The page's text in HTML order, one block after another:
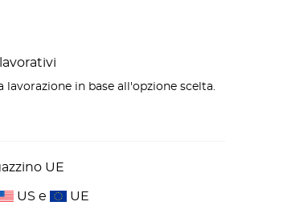
in base all'opzione scelta.
UE
US e UE